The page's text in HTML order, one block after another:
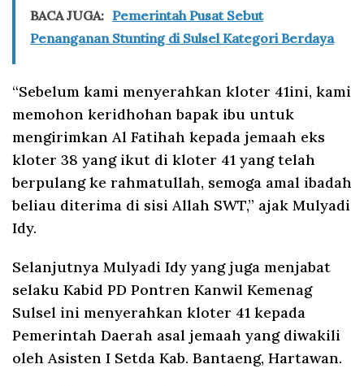
BACA JUGA: Pemerintah Pusat Sebut
Penanganan Stunting di Sulsel Kategori Berdaya
“Sebelum kami menyerahkan kloter 41ini, kami
memohon keridhohan bapak ibu untuk
mengirimkan Al Fatihah kepada jemaah eks
kloter 38 yang ikut di kloter 41 yang telah
berpulang ke rahmatullah, semoga amal ibadah
beliau diterima di sisi Allah SWT,” ajak Mulyadi
Idy.
Selanjutnya Mulyadi Idy yang juga menjabat
selaku Kabid PD Pontren Kanwil Kemenag
Sulsel ini menyerahkan kloter 41 kepada
Pemerintah Daerah asal jemaah yang diwakili
oleh Asisten I Setda Kab. Bantaeng, Hartawan.